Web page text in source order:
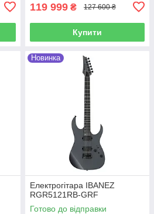
119 999 ₴ 127 600 ₴
Купити
Новинка
Електрогітара IBANEZ
RGR5121RB-GRF
Готово до відправки